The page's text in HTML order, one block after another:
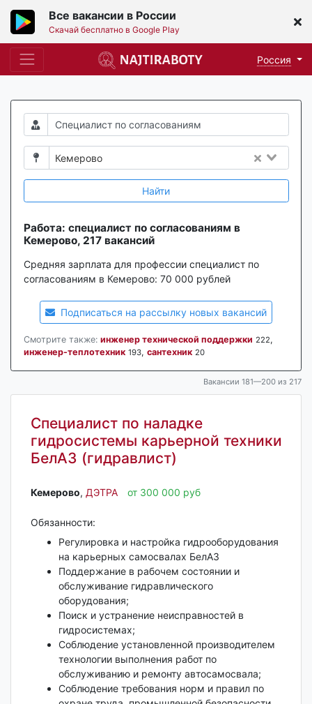
Все вакансии в России
Скачай бесплатно в Google Play
Россия
Кемерово
Найти
Работа: специалист по согласованиям в
Кемерово, 217 вакансий
Средняя зарплата для профессии специалист по
согласованиям в Кемерово: 70 000 рублей
Подписаться на рассылку новых вакансий
Смотрите также: инженер технической поддержки 222,
инженер-теплотехник 193, сантехник 20
Вакансии 181—200 из 217
Специалист по наладке
гидросистемы карьерной техники
БелАЗ (гидравлист)
Кемерово‎, ДЭТРА от 300 000 руб
Обязанности:
Регулировка и настройка гидрооборудования
на карьерных самосвалах БелАЗ
Поддержание в рабочем состоянии и
обслуживание гидравлического
оборудования;
Поиск и устранение неисправностей в
гидросистемах;
Соблюдение установленной производителем
технологии выполнения работ по
обслуживанию и ремонту автосамосвала;
Соблюдение требования норм и правил по